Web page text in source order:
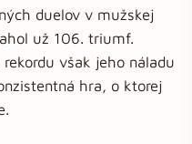
duelov v mužskej
už 106. triumf.
však jeho náladu
hra, o ktorej